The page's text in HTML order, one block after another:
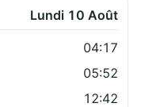
Lundi 10 Août
04:17
05:52
12:42